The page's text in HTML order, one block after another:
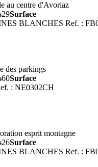
au centre d'Avoriaz
29Surface
BLANCHES Ref. :
des parkings
60Surface
: NE0302CH
esprit montagne
26Surface
BLANCHES Ref. :